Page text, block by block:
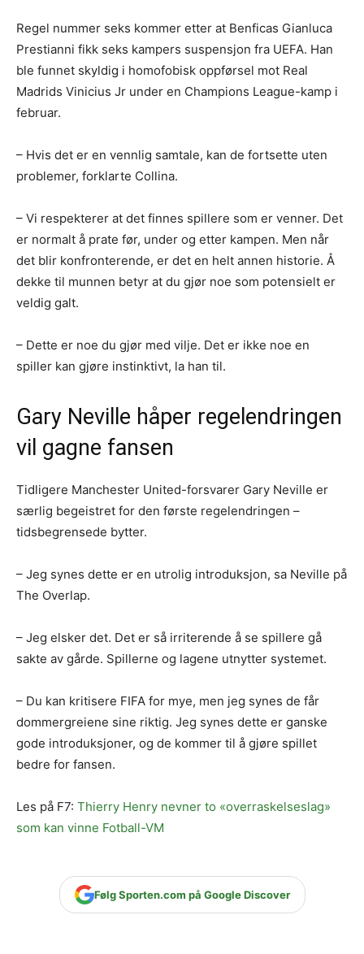
Regel nummer seks kommer etter at Benficas Gianluca
Prestianni fikk seks kampers suspensjon fra UEFA. Han
ble funnet skyldig i homofobisk oppførsel mot Real
Madrids Vinicius Jr under en Champions League-kamp i
februar.
– Hvis det er en vennlig samtale, kan de fortsette uten
problemer, forklarte Collina.
– Vi respekterer at det finnes spillere som er venner. Det
er normalt å prate før, under og etter kampen. Men når
det blir konfronterende, er det en helt annen historie. Å
dekke til munnen betyr at du gjør noe som potensielt er
veldig galt.
– Dette er noe du gjør med vilje. Det er ikke noe en
spiller kan gjøre instinktivt, la han til.
Gary Neville håper regelendringen
vil gagne fansen
Tidligere Manchester United-forsvarer Gary Neville er
særlig begeistret for den første regelendringen –
tidsbegrensede bytter.
– Jeg synes dette er en utrolig introduksjon, sa Neville på
The Overlap.
– Jeg elsker det. Det er så irriterende å se spillere gå
sakte av gårde. Spillerne og lagene utnytter systemet.
– Du kan kritisere FIFA for mye, men jeg synes de får
dommergreiene sine riktig. Jeg synes dette er ganske
gode introduksjoner, og de kommer til å gjøre spillet
bedre for fansen.
Les på F7: Thierry Henry nevner to «overraskelseslag»
som kan vinne Fotball-VM
Følg Sporten.com på Google Discover